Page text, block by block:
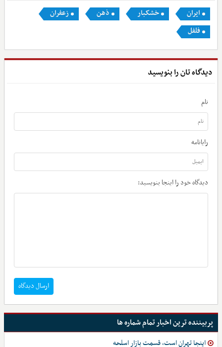
ایران خشکبار ذهن
زعفران
فلفل
دیدگاه تان را بنویسید
نام
رایانامه
دیدگاه خود را اینجا بنویسید:
ارسال دیدگاه
پربیننده ترین اخبار تمام شماره ها
اینجا تهران است، قسمت بازار اسلحه